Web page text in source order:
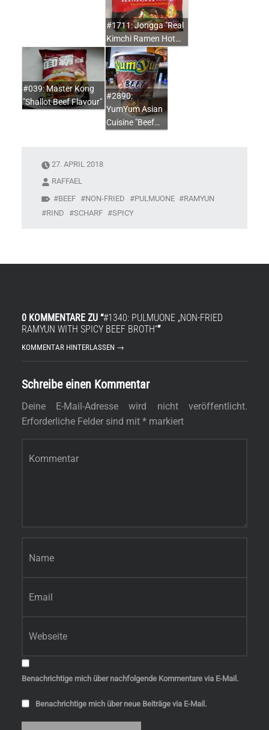
#1711: Jongga "Real
Kimchi Ramen Hot…
#039: Master Kong
"Shallot Beef Flavour"
#2890:
YumYum Asian
Cuisine "Beef…
27. APRIL 2018
RAFFAEL
BEEF
NON-FRIED PULMUONE
RAMYUN
RIND
SCHARF SPICY
0 KOMMENTARE ZU “#1340: PULMUONE „NON-FRIED
RAMYUN WITH SPICY BEEF BROTH“”
KOMMENTAR HINTERLASSEN →
Schreibe einen Kommentar
Deine E-Mail-Adresse wird nicht veröffentlicht.
Erforderliche Felder sind mit *markiert
Benachrichtige mich über nachfolgende Kommentare via E-Mail.
Benachrichtige mich über neue Beiträge via E-Mail.